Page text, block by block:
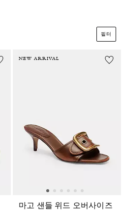
필터
NEW ARRIVAL
마고 샌들 위드 오버사이즈